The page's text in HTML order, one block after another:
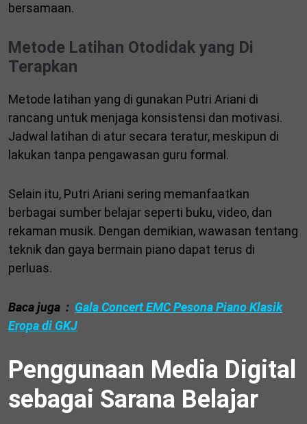
bersamaan.
Metode Latihan Otodidak yang Di
Terapkan
Metode latihan yang di gunakan Putri Ariani di
rancang untuk menjaga konsistensi dan motivasi.
Jadwal latihan di atur secara teratur, meskipun di
lakukan tanpa pengawasan guru formal.
Selain itu, Putri Ariani sering memanfaatkan
berbagai sumber belajar seperti buku, video, dan
rekaman musik. Dengan demikian, wawasan tentang
teknik dan gaya bermain piano dapat terus di
perluas.
Baca juga : Gala Concert EMC Pesona Piano Klasik
Eropa di GKJ
Penggunaan Media Digital
sebagai Sarana Belajar